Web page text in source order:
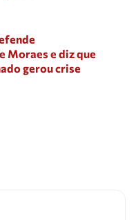
Moraes e diz que
gerou crise